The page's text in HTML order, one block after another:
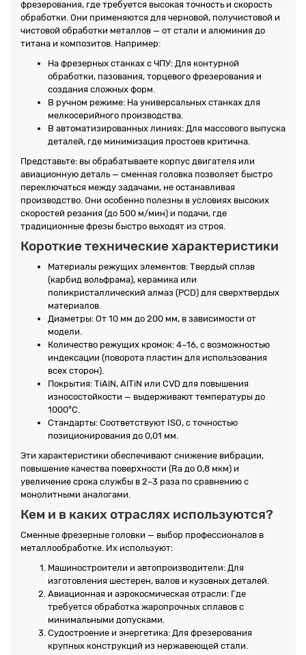
фрезерования, где требуется высокая точность и скорость
обработки. Они применяются для черновой, получистовой и
чистовой обработки металлов — от стали и алюминия до
титана и композитов. Например:
На фрезерных станках с ЧПУ: Для контурной
обработки, пазования, торцевого фрезерования и
создания сложных форм.
В ручном режиме: На универсальных станках для
мелкосерийного производства.
В автоматизированных линиях: Для массового выпуска
деталей, где минимизация простоев критична.
Представьте: вы обрабатываете корпус двигателя или
авиационную деталь — сменная головка позволяет быстро
переключаться между задачами, не останавливая
производство. Они особенно полезны в условиях высоких
скоростей резания (до 500 м/мин) и подачи, где
традиционные фрезы быстро выходят из строя.
Короткие технические характеристики
Материалы режущих элементов: Твердый сплав
(карбид вольфрама), керамика или
поликристаллический алмаз (PCD) для сверхтвердых
материалов.
Диаметры: От 10 мм до 200 мм, в зависимости от
модели.
Количество режущих кромок: 4–16, с возможностью
индексации (поворота пластин для использования
всех сторон).
Покрытия: TiAlN, AlTiN или CVD для повышения
износостойкости — выдерживают температуры до
1000°C.
Стандарты: Соответствуют ISO, с точностью
позиционирования до 0,01 мм.
Эти характеристики обеспечивают снижение вибрации,
повышение качества поверхности (Ra до 0,8 мкм) и
увеличение срока службы в 2–3 раза по сравнению с
монолитными аналогами.
Кем и в каких отраслях используются?
Сменные фрезерные головки — выбор профессионалов в
металлообработке. Их используют:
Машиностроители и автопроизводители: Для
изготовления шестерен, валов и кузовных деталей.
Авиационная и аэрокосмическая отрасли: Где
требуется обработка жаропрочных сплавов с
минимальными допусками.
Судостроение и энергетика: Для фрезерования
крупных конструкций из нержавеющей стали.